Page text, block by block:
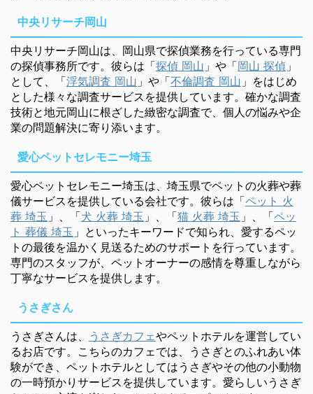
中央リサーチ岡山
中央リサーチ岡山は、岡山県で探偵業務を行っている専門
の探偵事務所です。彼らは「探偵 岡山 」や「岡山 探偵 」
として、「浮気調査 岡山 」や「不倫調査 岡山 」をはじめ
とした様々な調査サービスを提供しています。確かな調査
技術と地元岡山に根ざした緻密な調査で、個人の悩みや企
業の問題解決に寄り添います。
愛心ペットセレモニー埼玉
愛心ペットセレモニー埼玉は、埼玉県でペットの火葬や葬
儀サービスを提供している会社です。彼らは「ペット 火
葬 埼玉 」、「犬 火葬 埼玉 」、「猫 火葬 埼玉 」、「ペッ
ト 葬儀 埼玉 」といったキーワードで知られ、愛するペッ
トの最後を温かく見送るためのサポートを行っています。
専門のスタッフが、ペットオーナーの感情を尊重しながら
丁寧なサービスを提供します。
うさぎさん
うさぎさんは、 うさぎカフェやペットホテルを運営してい
るお店です。こちらのカフェでは、うさぎとのふれあい体
験ができ、ペットホテルとしてはうさぎやその他の小動物
の一時預かりサービスを提供しています。愛らしいうさぎ